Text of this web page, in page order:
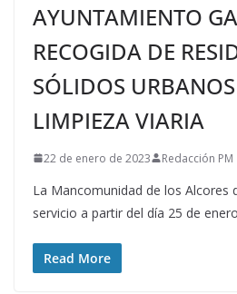
AYUNTAMIENTO
RECOGIDA DE
SÓLIDOS
LIMPIEZA VIARIA
22 de enero de 2023 Redacción PM
La Mancomunidad de los Alcores
servicio a partir del día 25 de enero
Read More